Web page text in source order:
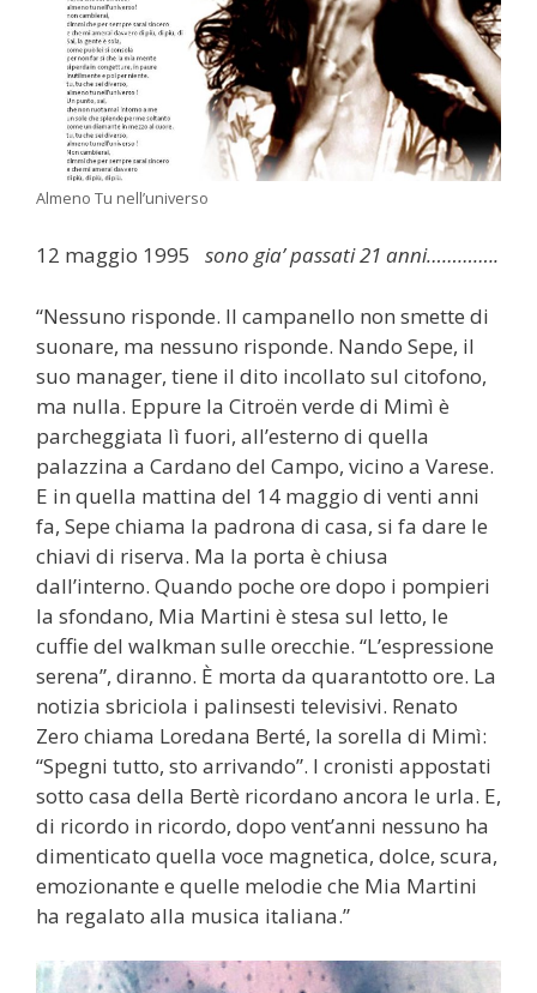
Almeno Tu nell’universo
12 maggio 1995 sono gia’ passati 21 anni…………..
“Nessuno risponde. Il campanello non smette di
suonare, ma nessuno risponde. Nando Sepe, il
suo manager, tiene il dito incollato sul citofono,
ma nulla. Eppure la Citroën verde di Mimì è
parcheggiata lì fuori, all’esterno di quella
palazzina a Cardano del Campo, vicino a Varese.
E in quella mattina del 14 maggio di venti anni
fa, Sepe chiama la padrona di casa, si fa dare le
chiavi di riserva. Ma la porta è chiusa
dall’interno. Quando poche ore dopo i pompieri
la sfondano, Mia Martini è stesa sul letto, le
cuffie del walkman sulle orecchie. “L’espressione
serena”, diranno. È morta da quarantotto ore. La
notizia sbriciola i palinsesti televisivi. Renato
Zero chiama Loredana Berté, la sorella di Mimì:
“Spegni tutto, sto arrivando”. I cronisti appostati
sotto casa della Bertè ricordano ancora le urla. E,
di ricordo in ricordo, dopo vent’anni nessuno ha
dimenticato quella voce magnetica, dolce, scura,
emozionante e quelle melodie che Mia Martini
ha regalato alla musica italiana.”